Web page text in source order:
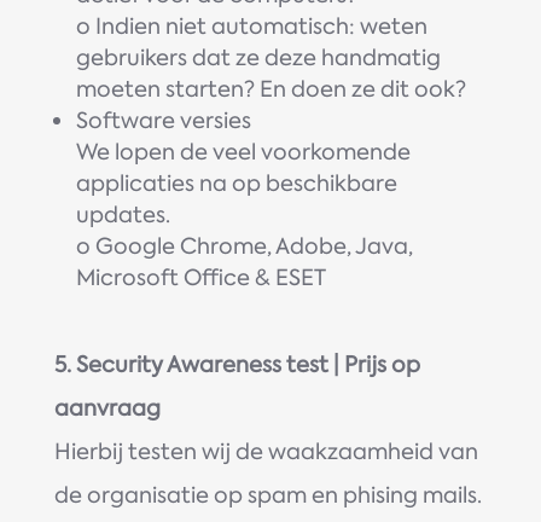
o Indien niet automatisch: weten
gebruikers dat ze deze handmatig
moeten starten? En doen ze dit ook?
Software versies
We lopen de veel voorkomende
applicaties na op beschikbare
updates.
o Google Chrome, Adobe, Java,
Microsoft Office & ESET
5. Security Awareness test | Prijs op
aanvraag
Hierbij testen wij de waakzaamheid van
de organisatie op spam en phising mails.